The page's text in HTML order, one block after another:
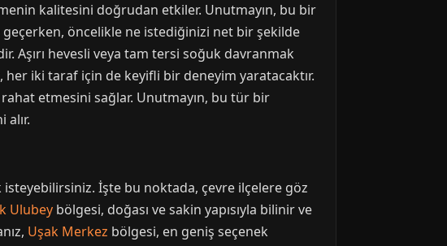
kalitesini doğrudan etkiler. Unutmayın, bu bir
geçerken, öncelikle ne istediğinizi net bir şekilde
Aşırı hevesli veya tam tersi soğuk davranmak
her iki taraf için de keyifli bir deneyim yaratacaktır.
rahat etmesini sağlar. Unutmayın, bu tür bir
isteyebilirsiniz. İşte bu noktada, çevre ilçelere göz
Ulubey bölgesi, doğası ve sakin yapısıyla bilinir ve
Uşak Merkez bölgesi, en geniş seçenek